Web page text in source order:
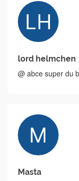
lord helmchen
@ abce super du
Masta